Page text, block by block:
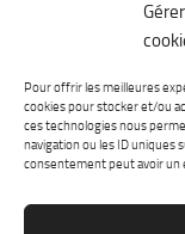
Pour offrir les meilleures
cookies pour stocker et/ou
ces technologies nous
navigation ou les ID uniques
consentement peut avoir
La réalité mixte
Les batteries à
l’électronique portable